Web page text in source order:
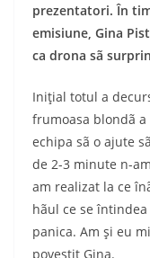
prezentatori. În
emisiune, Gina
ca drona sã
Iniţial totul a
frumoasa blondã
echipa sã o ajute
de 2-3 minute n-
am realizat la ce
hãul ce se
panica. Am şi eu
povestit Gina.